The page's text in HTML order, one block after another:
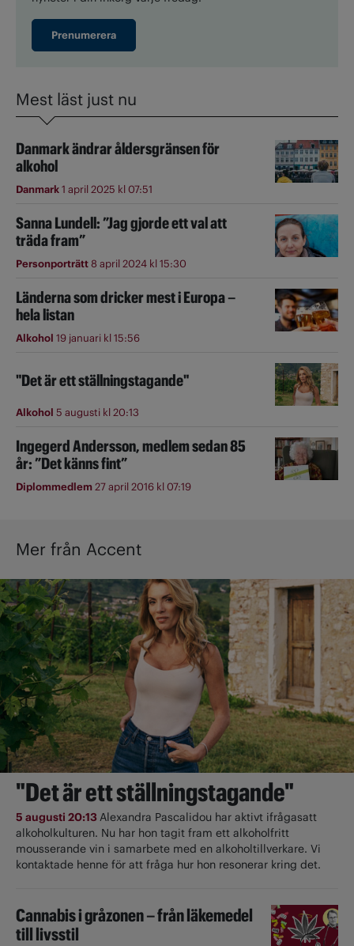
Prenumerera
Mest läst just nu
Danmark ändrar åldersgränsen för
alkohol
Danmark1 april 2025 kl 07:51
Sanna Lundell: ”Jag gjorde ett val att
träda fram”
Personporträtt8 april 2024 kl 15:30
Länderna som dricker mest i Europa –
hela listan
Alkohol 19 januari kl 15:56
"Det är ett ställningstagande"
Alkohol 5 augusti kl 20:13
Ingegerd Andersson, medlem sedan 85
år: ”Det känns fint”
Diplommedlem27 april 2016 kl 07:19
Mer från Accent
"Det är ett ställningstagande"
5 augusti 20:13Alexandra Pascalidou har aktivt ifrågasatt
alkoholkulturen. Nu har hon tagit fram ett alkoholfritt
mousserande vin i samarbete med en alkoholtillverkare. Vi
kontaktade henne för att fråga hur hon resonerar kring det.
Cannabis i gråzonen – från läkemedel
till livsstil